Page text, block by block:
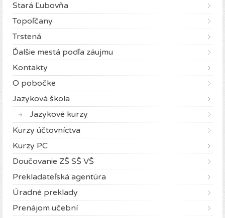
Stará Ľubovňa
Topoľčany
Trstená
Ďalšie mestá podľa záujmu
Kontakty
O pobočke
Jazyková škola
Jazykové kurzy
Kurzy účtovníctva
Kurzy PC
Doučovanie ZŠ SŠ VŠ
Prekladateľská agentúra
Úradné preklady
Prenájom učební